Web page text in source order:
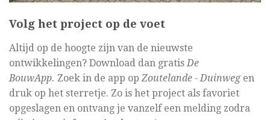
Volg het project op de voet
Altijd op de hoogte zijn van de nieuwste
ontwikkelingen? Download dan gratis De
BouwApp. Zoek in de app op Zoutelande - Duinweg en
druk op het sterretje. Zo is het project als favoriet
opgeslagen en ontvang je vanzelf een melding zodra